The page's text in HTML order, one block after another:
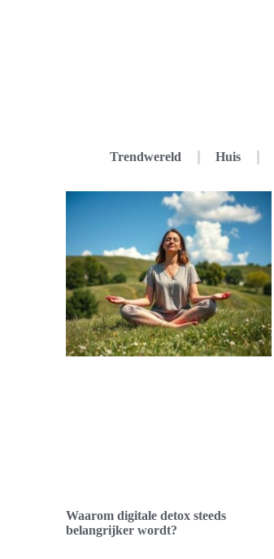
Trendwereld Huis
Waarom digitale detox steeds
belangrijker wordt?